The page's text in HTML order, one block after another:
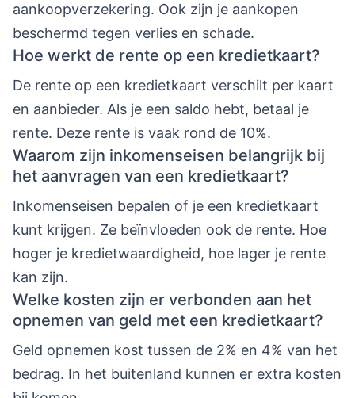
aankoopverzekering. Ook zijn je aankopen
beschermd tegen verlies en schade.
Hoe werkt de rente op een kredietkaart?
De rente op een kredietkaart verschilt per kaart
en aanbieder. Als je een saldo hebt, betaal je
rente. Deze rente is vaak rond de 10%.
Waarom zijn inkomenseisen belangrijk bij
het aanvragen van een kredietkaart?
Inkomenseisen bepalen of je een kredietkaart
kunt krijgen. Ze beïnvloeden ook de rente. Hoe
hoger je kredietwaardigheid, hoe lager je rente
kan zijn.
Welke kosten zijn er verbonden aan het
opnemen van geld met een kredietkaart?
Geld opnemen kost tussen de 2% en 4% van het
bedrag. In het buitenland kunnen er extra kosten